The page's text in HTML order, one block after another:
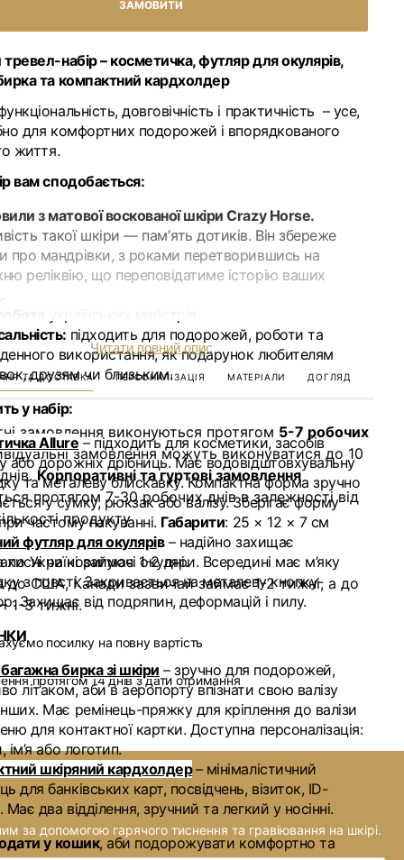
набір – косметичка, футляр для окулярів,
та компактний кардхолдер
довговічність і практичність – усе,
для комфортних подорожей і впорядкованого
життя.
вам сподобається:
з матової воскованої шкіри Crazy Horse.
такої шкіри — памʼять дотиків. Він збереже
про мандрівки, з роками перетворившись на
реліквію, що переповідатиме історію ваших
підходить для подорожей, роботи та
використання, як подарунок любителям
друзям чи близьким.
у набір:
Allure– підходить для косметики, засобів
або дорожніх дрібниць. Має водовідштовхувальну
та металеву блискавку. Компактна форма зручно
у сумку, рюкзак або валізу. Зберігає форму
частому пакуванні. Габарити: 25 × 12 × 7 см
футляр для окулярів– надійно захищає
чи коригуючі окуляри. Всередині має м’яку
з повсті. Закривається на металеву кнопку-
Захищає від подряпин, деформацій і пилу.
бирка зі шкіри – зручно для подорожей,
літаком, аби в аеропорту впізнати свою валізу
Має ремінець-пряжку для кріплення до валізи
для контактної картки. Доступна персоналізація:
ім’я або логотип.
шкіряний кардхолдер– мінімалістичний
для банківських карт, посвідчень, візиток, ID-
Має два відділення, зручний та легкий у носінні.
у кошик, аби подорожувати комфортно та
Читати повний опис
ТА ДОСТАВКА
замовлення виконуються протягом 5-7 робочих
замовлення можуть виконуватися до 10
Корпоративні та гуртові замовлення
протягом 7-30 робочих днів в залежності від
продукту
Україні займає 1-2 дні.
до США, Канади зазвичай займає 1-2 тижні, а до
1-3 тижні.
посилку на повну вартість
протягом 14 днів з дати отримання
ПЕРСОНАЛІЗАЦІЯ МАТЕРІАЛИ ДОГЛЯД
за допомогою гарячого тиснення та гравіювання на шкірі.